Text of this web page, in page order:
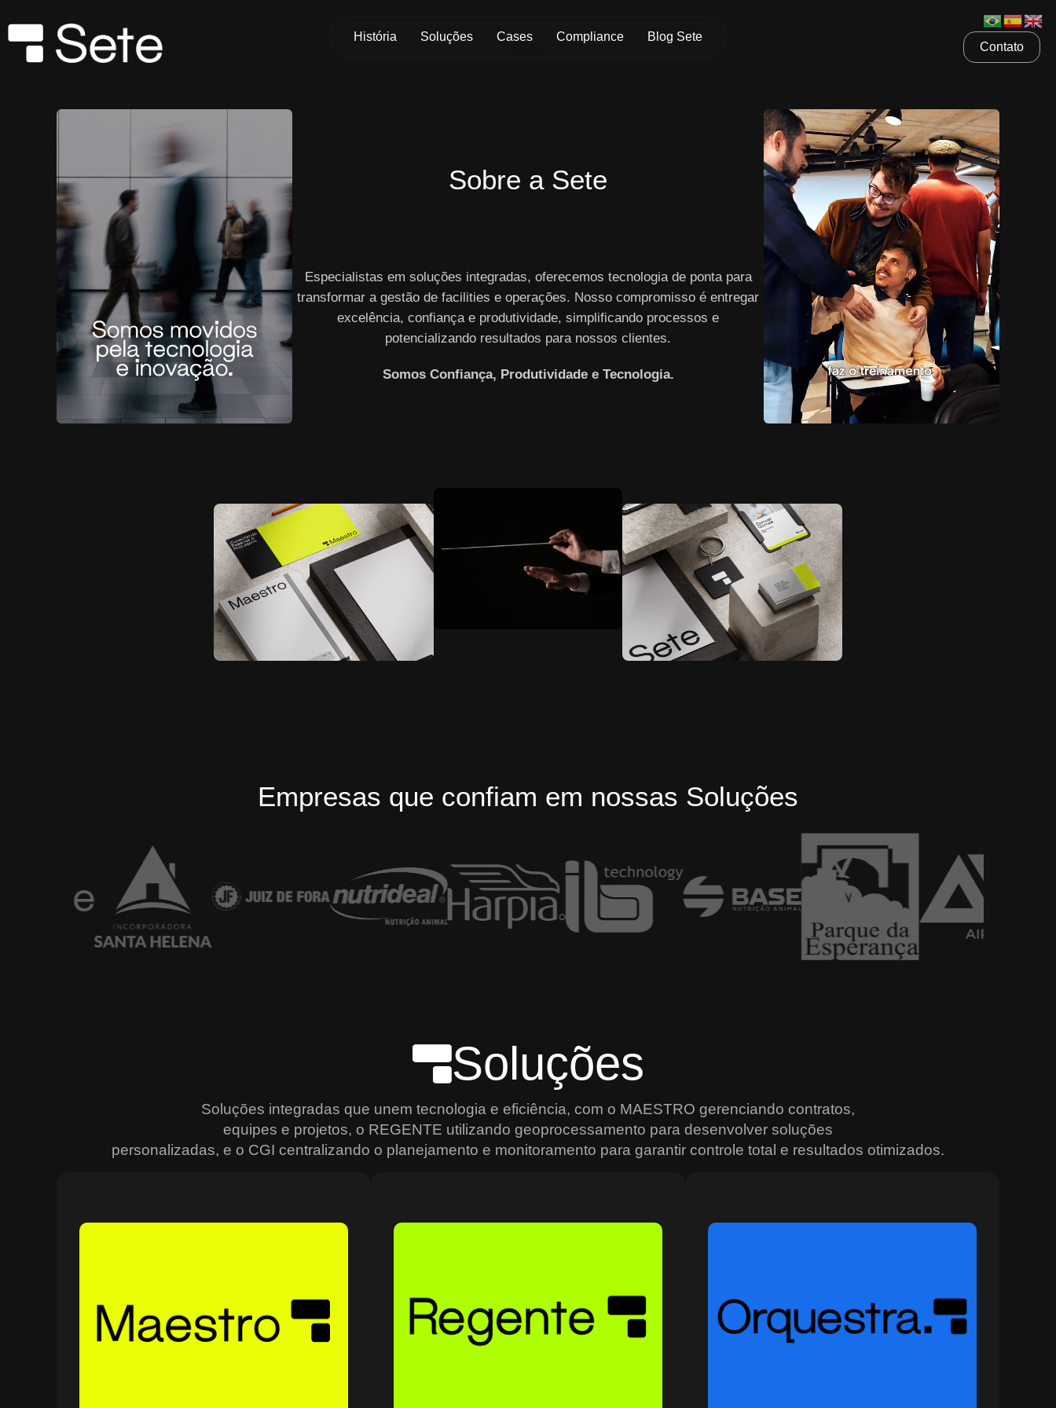
História Soluções Cases Compliance Blog Sete
Contato
Sobre a Sete
Especialistas em soluções integradas, oferecemos tecnologia de ponta para
transformar a gestão de facilities e operações. Nosso compromisso é entregar
excelência, confiança e produtividade, simplificando processos e
potencializando resultados para nossos clientes.
Somos Confiança, Produtividade e Tecnologia.
Empresas que confiam em nossas Soluções
Soluções
Soluções integradas que unem tecnologia e eficiência, com o MAESTRO gerenciando contratos,
equipes e projetos, o REGENTE utilizando geoprocessamento para desenvolver soluções
personalizadas, e o CGI centralizando o planejamento e monitoramento para garantir controle total e resultados otimizados.
de forma integrada e eficiente. Ideal para empresas que
enfrentam dificuldades em centralizar informações e
acompanhar o progresso de atividades críticas, o
agilidade na análise e gestão de dados geoespaciais.
Usando geoprocessamento de alta precisão, ele permite
mapear, monitorar e planejar operações de forma
multiagência, ela conecta sistemas, sensores e equipes
em tempo real, promovendo decisões mais rápidas e
eficazes. Com recursos avançados de monitoramento,